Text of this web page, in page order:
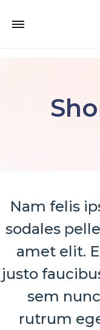
Nam felis
sodales
amet elit.
justo
sem
rutrum